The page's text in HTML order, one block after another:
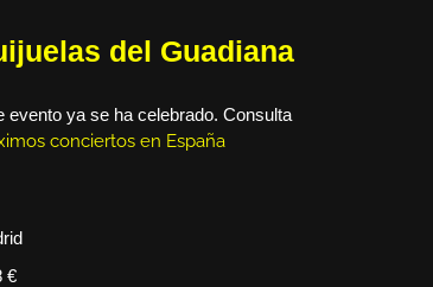
del Guadiana
evento ya se ha celebrado. Consulta
conciertos en España
€